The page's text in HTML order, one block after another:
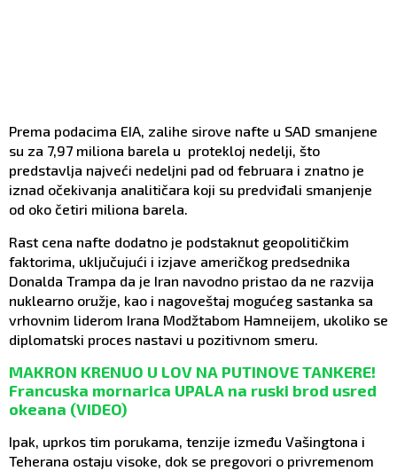
Prema podacima EIA, zalihe sirove nafte u SAD smanjene
su za 7,97 miliona barela u protekloj nedelji, što
predstavlja najveći nedeljni pad od februara i znatno je
iznad očekivanja analitičara koji su predviđali smanjenje
od oko četiri miliona barela.
Rast cena nafte dodatno je podstaknut geopolitičkim
faktorima, uključujući i izjave američkog predsednika
Donalda Trampa da je Iran navodno pristao da ne razvija
nuklearno oružje, kao i nagoveštaj mogućeg sastanka sa
vrhovnim liderom Irana Modžtabom Hamneijem, ukoliko se
diplomatski proces nastavi u pozitivnom smeru.
MAKRON KRENUO U LOV NA PUTINOVE TANKERE!
Francuska mornarica UPALA na ruski brod usred
okeana (VIDEO)
Ipak, uprkos tim porukama, tenzije između Vašingtona i
Teherana ostaju visoke, dok se pregovori o privremenom